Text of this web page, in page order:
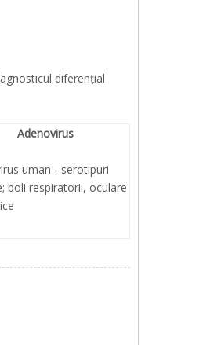
diferențial
Adenovirus
uman - serotipuri
boli respiratorii, oculare